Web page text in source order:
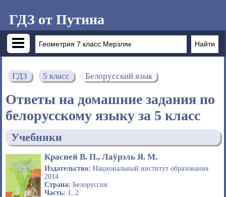
ГДЗ от Путина
ГДЗ 5 класс Белорусский язык
Ответы на домашние задания по
белорусскому языку за 5 класс
Учебники
Красней В. П., Лаўрэль Я. М.
Издательство: Национальный институт образования
2014
Страна: Белоруссия.
Часть: 1, 2